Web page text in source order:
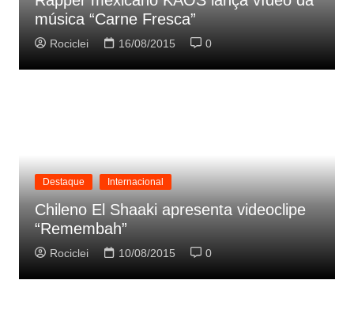
música “Carne Fresca”
Rociclei 16/08/2015 0
Destaque Internacional
Chileno El Shaaki apresenta videoclipe
“Remembah”
Rociclei 10/08/2015 0